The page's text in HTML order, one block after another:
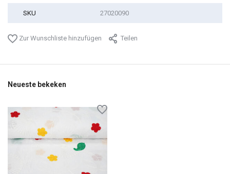
SKU 27020090
Zur Wunschliste hinzufügen Teilen
Neueste bekeken